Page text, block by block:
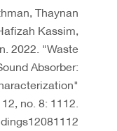
Thaynan
Kassim,
2022. "Waste
Absorber:
no. 8: 1112.